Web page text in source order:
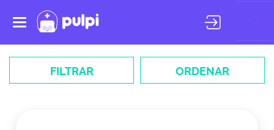
Toggle
navigation
FILTRAR ORDENAR